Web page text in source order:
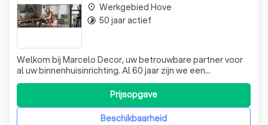
Welkom bij Marcelo Decor, uw betrouwbare partner voor
al uw binnenhuisinrichting. Al 60 jaar zijn we een
gevestigde waarde op Linkeroever, en we zijn trots op
onze rijke geschiedenis en ervaring in de sector. Onze
passie voor interieurdesign is wat ons drijft, en we streven
ernaar om elke klant eenBeschikbaarheid
Prijsopgave
place Werkgebied Hove
timelapse 50 jaar actief